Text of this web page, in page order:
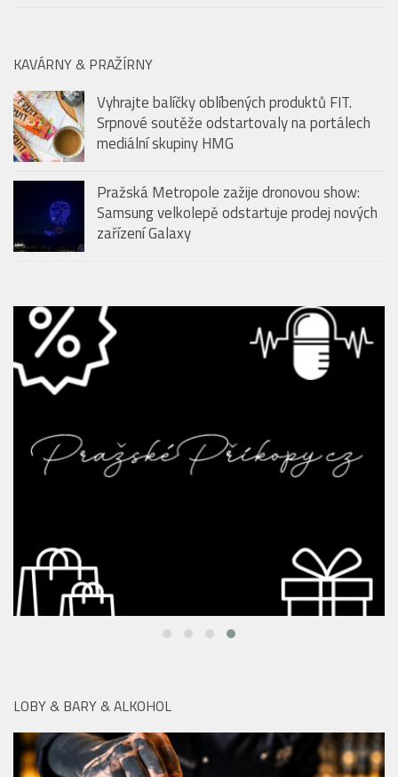
Restaurace Mlýnec u Karlova mostu přidává k letnímu
brunchi neomezený Aperol Spritz
KAVÁRNY & PRAŽÍRNY
Vyhrajte balíčky oblíbených produktů FIT.
Srpnové soutěže odstartovaly na portálech
Pražská Metropole zažije dronovou show:
Samsung velkolepě odstartuje prodej nových
zařízení Galaxy